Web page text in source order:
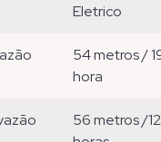
eletrico
54 metros / 19,000/ por
hora
56 metros /12,500/ por